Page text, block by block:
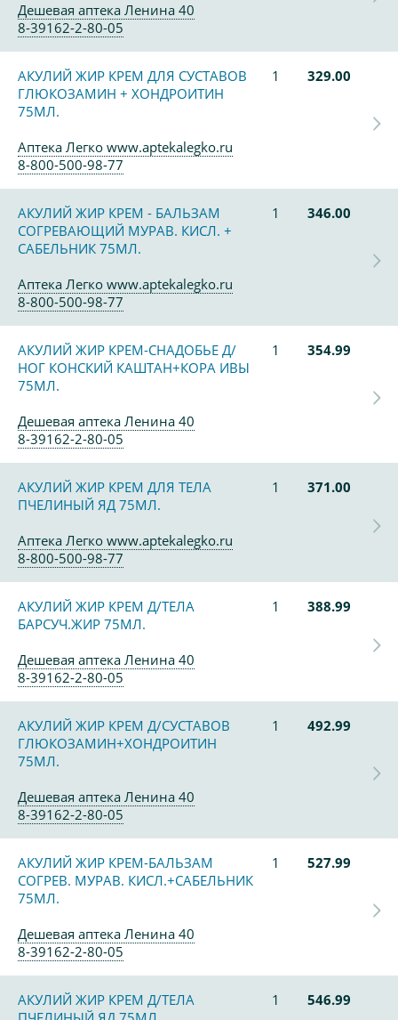
Дешевая аптека Ленина 40
8-39162-2-80-05
АКУЛИЙ ЖИР КРЕМ ДЛЯ СУСТАВОВ
ГЛЮКОЗАМИН + ХОНДРОИТИН
75МЛ.
1 329.00
Аптека Легко www.aptekalegko.ru
8-800-500-98-77
АКУЛИЙ ЖИР КРЕМ - БАЛЬЗАМ
СОГРЕВАЮЩИЙ МУРАВ. КИСЛ. +
САБЕЛЬНИК 75МЛ.
1 346.00
Аптека Легко www.aptekalegko.ru
8-800-500-98-77
АКУЛИЙ ЖИР КРЕМ-СНАДОБЬЕ Д/
НОГ КОНСКИЙ КАШТАН+КОРА ИВЫ
75МЛ.
1 354.99
Дешевая аптека Ленина 40
8-39162-2-80-05
АКУЛИЙ ЖИР КРЕМ ДЛЯ ТЕЛА
ПЧЕЛИНЫЙ ЯД 75МЛ.
1 371.00
Аптека Легко www.aptekalegko.ru
8-800-500-98-77
АКУЛИЙ ЖИР КРЕМ Д/ТЕЛА
БАРСУЧ.ЖИР 75МЛ.
1 388.99
Дешевая аптека Ленина 40
8-39162-2-80-05
АКУЛИЙ ЖИР КРЕМ Д/СУСТАВОВ
ГЛЮКОЗАМИН+ХОНДРОИТИН
75МЛ.
1 492.99
Дешевая аптека Ленина 40
8-39162-2-80-05
АКУЛИЙ ЖИР КРЕМ-БАЛЬЗАМ
СОГРЕВ. МУРАВ. КИСЛ.+САБЕЛЬНИК
75МЛ.
1 527.99
Дешевая аптека Ленина 40
8-39162-2-80-05
АКУЛИЙ ЖИР КРЕМ Д/ТЕЛА
1 546.99